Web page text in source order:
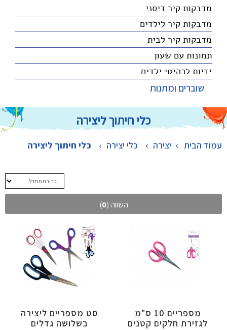
מדבקות קיר דיסני
מדבקות קיר לילדים
מדבקות קיר לבית
תמונות עם שעון
ידיות לרהיטי ילדים
שוברים ומתנות
כלי חיתוך ליצירה
עמוד הבית יצירה > כלי יצירה > כלי חיתוך ליצירה
השווה (0
)
מספריים 10 ס"מ
לגזירת חלקים קטנים
סט מספריים ליצירה
בשלושה גדלים